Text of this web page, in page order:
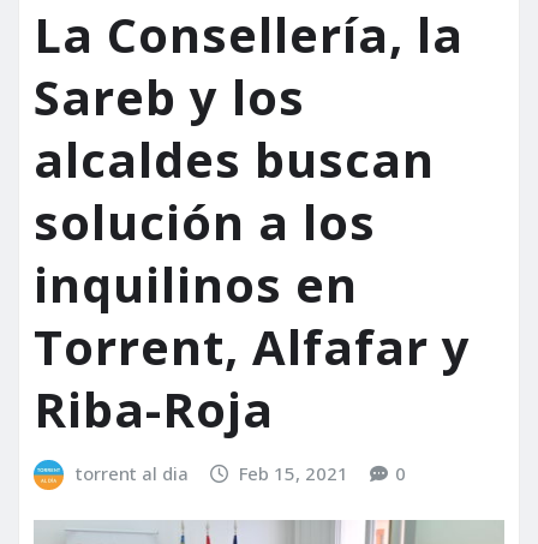
La Consellería, la
Sareb y los
alcaldes buscan
solución a los
inquilinos en
Torrent, Alfafar y
Riba-Roja
torrent al dia Feb 15, 2021 0